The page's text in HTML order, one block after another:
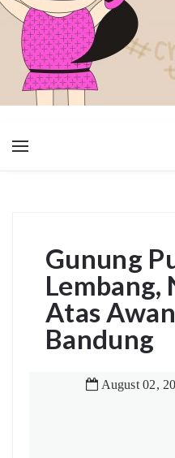
Gunung
Lembang,
Atas
Bandung
August 02,